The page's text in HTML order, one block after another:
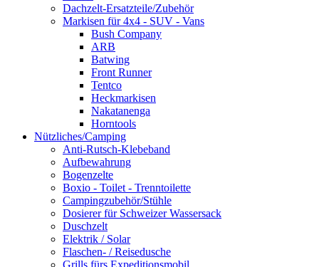
Dachzelt-Ersatzteile/Zubehör
Markisen für 4x4 - SUV - Vans
Bush Company
ARB
Batwing
Front Runner
Tentco
Heckmarkisen
Nakatanenga
Horntools
Nützliches/Camping
Anti-Rutsch-Klebeband
Aufbewahrung
Bogenzelte
Boxio - Toilet - Trenntoilette
Campingzubehör/Stühle
Dosierer für Schweizer Wassersack
Duschzelt
Elektrik / Solar
Flaschen- / Reisedusche
Grills fürs Expeditionsmobil